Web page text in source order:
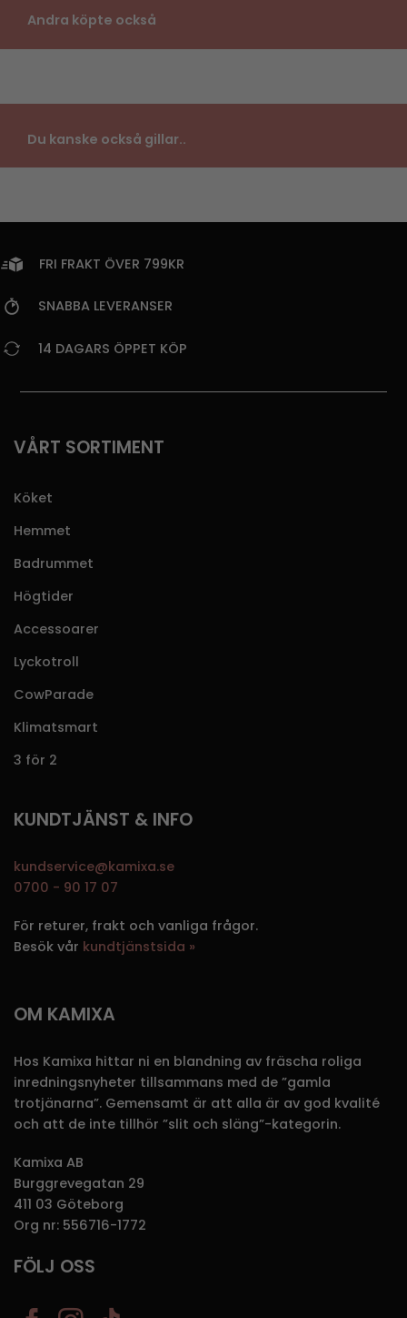
Andra köpte också
Du kanske också gillar..
FRI FRAKT ÖVER 799KR
SNABBA LEVERANSER
14 DAGARS ÖPPET KÖP
VÅRT SORTIMENT
Köket
Hemmet
Badrummet
Högtider
Accessoarer
Lyckotroll
CowParade
Klimatsmart
3 för 2
KUNDTJÄNST & INFO
kundservice@kamixa.se
0700 - 90 17 07
För returer, frakt och vanliga frågor.
Besök vår kundtjänstsida »
OM KAMIXA
Hos Kamixa hittar ni en blandning av fräscha roliga
inredningsnyheter tillsammans med de ”gamla
trotjänarna”. Gemensamt är att alla är av god kvalité
och att de inte tillhör ”slit och släng”-kategorin.
Kamixa AB
Burggrevegatan 29
411 03 Göteborg
Org nr: 556716-1772
FÖLJ OSS